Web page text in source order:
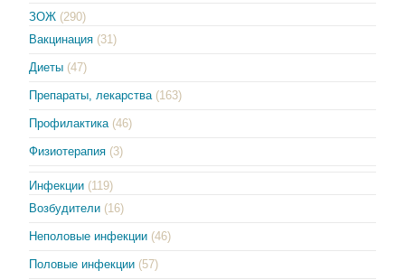
ЗОЖ (290)
Вакцинация (31)
Диеты (47)
Препараты, лекарства (163)
Профилактика (46)
Физиотерапия (3)
Инфекции (119)
Возбудители (16)
Неполовые инфекции (46)
Половые инфекции (57)